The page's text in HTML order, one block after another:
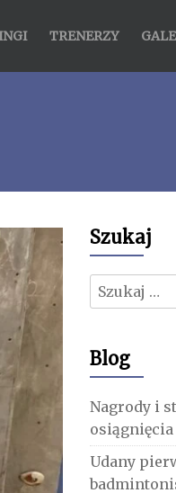
TRENERZY
Szukaj
Szukaj:
Blog
Nagrody i
Udany